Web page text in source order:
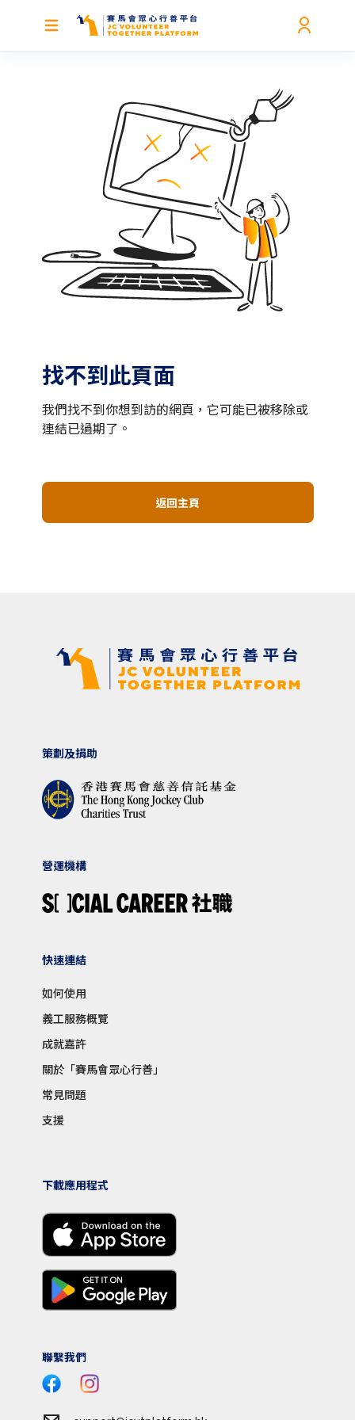
找不到此頁面
我們找不到你想到訪的網頁，它可能已被移除或
連結已過期了。
返回主頁
策劃及捐助
營運機構
快速連結
如何使用
義工服務概覽
成就嘉許
關於「賽馬會眾心行善」
常見問題
支援
下載應用程式
聯繫我們